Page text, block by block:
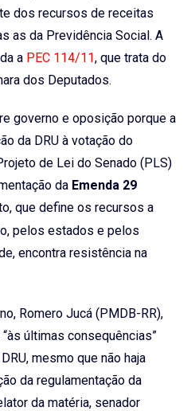
dos recursos de receitas
as da Previdência Social. A
a PEC 114/11, que trata do
dos Deputados.
governo e oposição porque a
da DRU à votação do
de Lei do Senado (PLS)
da Emenda 29
que define os recursos a
pelos estados e pelos
encontra resistência na
Romero Jucá (PMDB-RR),
últimas consequências”
mesmo que não haja
da regulamentação da
da matéria, senador